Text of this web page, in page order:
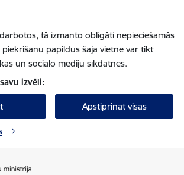
tā izmanto obligāti nepieciešamās
papildus šajā vietnē var tikt
un sociālo mediju sīkdatnes.
izvēli:
Apstiprināt visas